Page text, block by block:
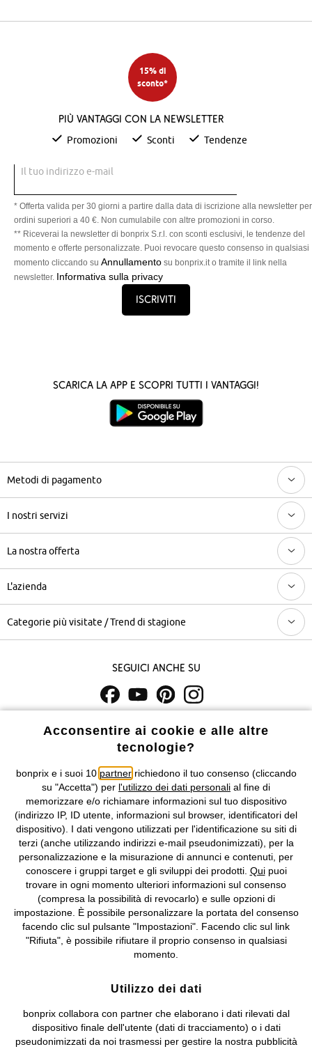
15% di
sconto*
Più vantaggi con la newsletter
Promozioni Sconti Tendenze
Il tuo indirizzo e-mail
* Offerta valida per 30 giorni a partire dalla data di iscrizione alla newsletter per
ordini superiori a 40 €. Non cumulabile con altre promozioni in corso.
** Riceverai la newsletter di bonprix S.r.l. con sconti esclusivi, le tendenze del
momento e offerte personalizzate. Puoi revocare questo consenso in qualsiasi
momento cliccando su Annullamento su bonprix.it o tramite il link nella
newsletter. Informativa sulla privacy
Iscriviti
Scarica la App e scopri tutti i vantaggi!
Metodi di pagamento
I nostri servizi
La nostra offerta
L'azienda
Categorie più visitate / Trend di stagione
Seguici anche su
I prezzi sono IVA inclusa. Non includono
le spese di spedizione e i
costi di servizio.
Condizioni di vendita Accessibilità
Informativa privacy e cookie Gestione dei cookie
Informazioni legali Diritto di recesso
©2026 bonprix.Tutti i diritti riservati.
bonprix S.r.l. con socio unico, sede legale: via Adua 33 - 13855
Valdengo (BI) C.F. 01510910027 - P.I. 01939830020, Reg. Imprese di
Biella n. 01510910027, R.E.A. BI - 171345, N. Reg. Pile:
IT09060P00000858, N. Reg. AEE: IT08020000002105 Capitale
Sociale: euro 1.000.000 i.v, Società soggetta all'attività di direzione
e coordinamento di bonprix Beteiligungs -Verwaltungsgesellschaft
mbH.
Acconsentire ai cookie e alle altre
tecnologie?
bonprix e i suoi 10 partnerrichiedono il tuo consenso (cliccando
su "Accetta") per l'utilizzo dei dati personali al fine di
memorizzare e/o richiamare informazioni sul tuo dispositivo
(indirizzo IP, ID utente, informazioni sul browser, identificatori del
dispositivo). I dati vengono utilizzati per l'identificazione su siti di
terzi (anche utilizzando indirizzi e-mail pseudonimizzati), per la
personalizzazione e la misurazione di annunci e contenuti, per
conoscere i gruppi target e gli sviluppi dei prodotti. Quipuoi
trovare in ogni momento ulteriori informazioni sul consenso
(compresa la possibilità di revocarlo) e sulle opzioni di
impostazione. È possibile personalizzare la portata del consenso
facendo clic sul pulsante "Impostazioni". Facendo clic sul link
"Rifiuta", è possibile rifiutare il proprio consenso in qualsiasi
momento.
Utilizzo dei dati
bonprix collabora con partner che elaborano i dati rilevati dal
dispositivo finale dell'utente (dati di tracciamento) o i dati
pseudonimizzati da noi trasmessi per gestire la nostra pubblicità